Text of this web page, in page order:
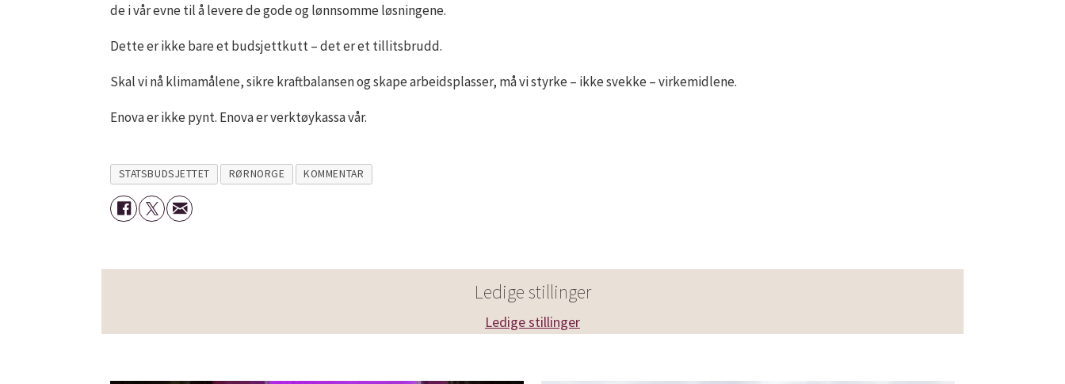
de i vår evne til å levere de gode og lønnsomme løsningene.
Dette er ikke bare et budsjettkutt – det er et tillitsbrudd.
Skal vi nå klimamålene, sikre kraftbalansen og skape arbeidsplasser, må vi styrke – ikke svekke – virkemidlene.
Enova er ikke pynt. Enova er verktøykassa vår.
STATSBUDSJETTET RØRNORGE KOMMENTAR
Ledige stillinger
Ledige stillinger